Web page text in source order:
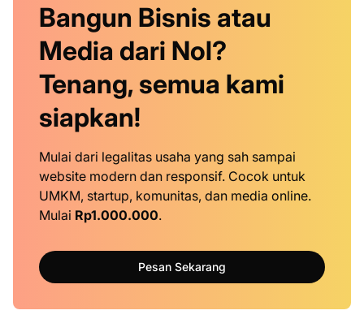
Bangun Bisnis atau
Media dari Nol?
Tenang, semua kami
siapkan!
Mulai dari legalitas usaha yang sah sampai
website modern dan responsif. Cocok untuk
UMKM, startup, komunitas, dan media online.
Mulai Rp1.000.000.
Pesan Sekarang